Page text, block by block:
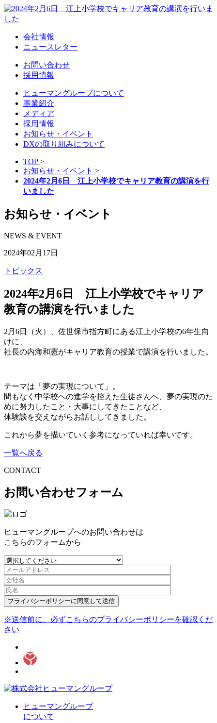
会社情報
ニュースレター
お問い合わせ
採用情報
ヒューマングループについて
事業紹介
メディア
採用情報
お知らせ・イベント
DXの取り組みについて
TOP >
お知らせ・イベント >
2024年2月6日 江上小学校でキャリア教育の講演を行
いました
お知らせ・イベント
NEWS & EVENT
2024年02月17日
トピックス
2024年2月6日 江上小学校でキャリア
教育の講演を行いました
2月6日（火）、佐世保市指方町にある江上小学校の6年生向
けに、
社長の内海和憲がキャリア教育の授業で講演を行いました。
テーマは「夢の実現について」。
間もなく中学校への進学を控えた生徒さんへ、夢の実現のた
めに努力したこと・大事にしてきたことなど、
体験談を交えながらお話ししてきました。
これから夢を描いていく参考になっていれば幸いです。
一覧へ戻る
CONTACT
お問い合わせフォーム
ヒューマングループへのお問い合わせは
こちらのフォームから
プライバシーポリシーに同意して送信
※送信前に、必ずこちらのプライバシーポリシーを確認くだ
さい
ヒューマングループ
について